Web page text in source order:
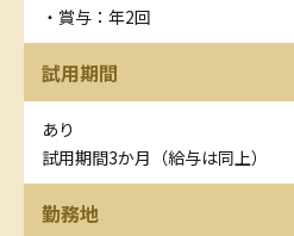
・賞与：年2回
試用期間
あり
試用期間3か月（給与は同上）
勤務地